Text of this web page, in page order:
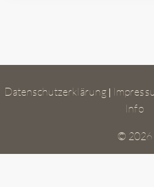
Datenschutzerklärung |
Info
© 2026